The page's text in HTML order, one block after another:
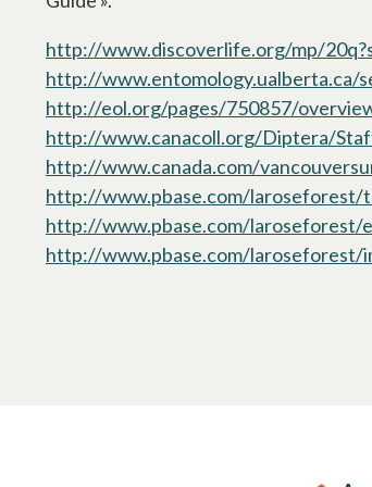
http://www.discoverlife.org/mp/
http://www.entomology.ualberta.ca/
http://eol.org/pages/750857/
http://www.canacoll.org/Diptera/
http://www.canada.com/
http://www.pbase.com/laroseforest/
http://www.pbase.com/laroseforest/
http://www.pbase.com/laroseforest/